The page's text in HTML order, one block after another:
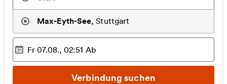
Max-Eyth-See,Stuttgart
Ausgewählter Zeitpunkt
Fr 07.08., 02:51 Ab
Verbindung suchen